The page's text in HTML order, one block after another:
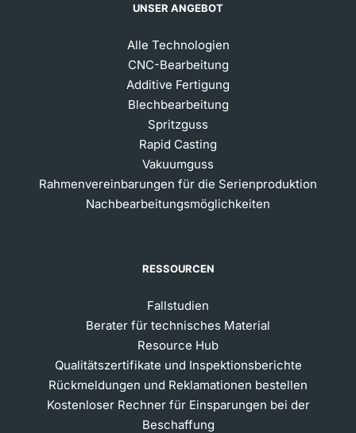
UNSER ANGEBOT
Alle Technologien
CNC-Bearbeitung
Additive Fertigung
Blechbearbeitung
Spritzguss
Rapid Casting
Vakuumguss
Rahmenvereinbarungen für die Serienproduktion
Nachbearbeitungsmöglichkeiten
RESSOURCEN
Fallstudien
Berater für technisches Material
Resource Hub
Qualitätszertifikate und Inspektionsberichte
Rückmeldungen und Reklamationen bestellen
Kostenloser Rechner für Einsparungen bei der
Beschaffung